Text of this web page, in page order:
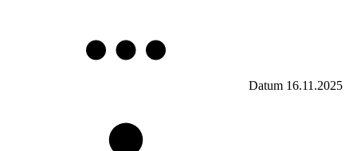
Datum 16.11.2025